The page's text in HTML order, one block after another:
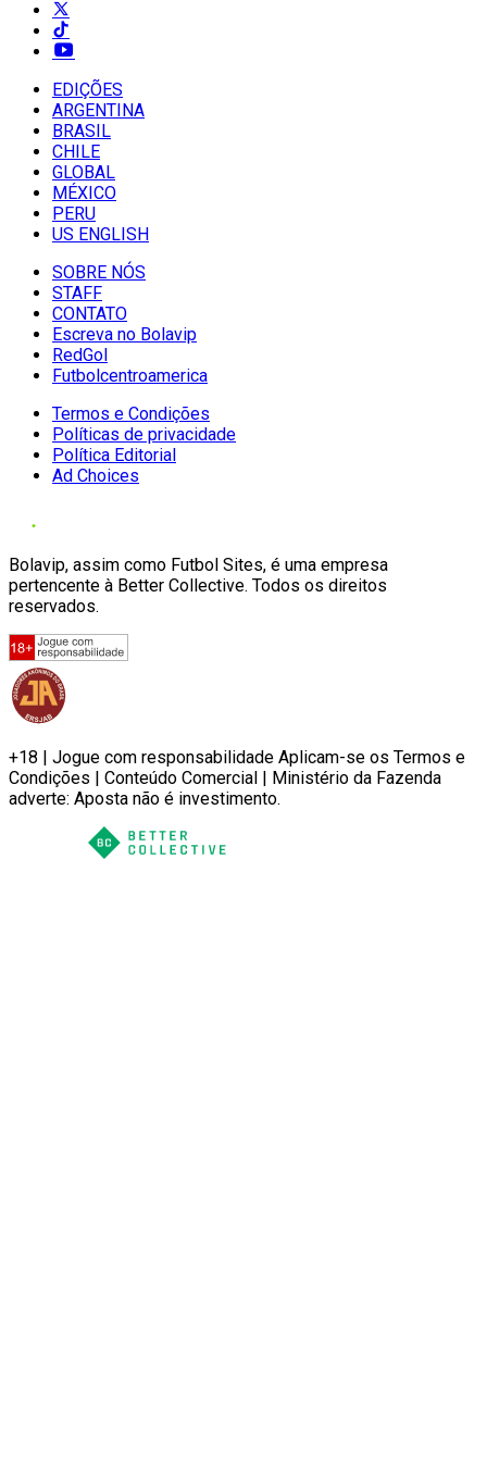
EDIÇÕES
ARGENTINA
BRASIL
CHILE
GLOBAL
MÉXICO
PERU
US ENGLISH
SOBRE NÓS
STAFF
CONTATO
Escreva no Bolavip
RedGol
Futbolcentroamerica
Termos e Condições
Políticas de privacidade
Política Editorial
Ad Choices
Bolavip, assim como Futbol Sites, é uma empresa
pertencente à Better Collective. Todos os direitos
reservados.
+18 | Jogue com responsabilidade Aplicam-se os Termos e
Condições | Conteúdo Comercial | Ministério da Fazenda
adverte: Aposta não é investimento.